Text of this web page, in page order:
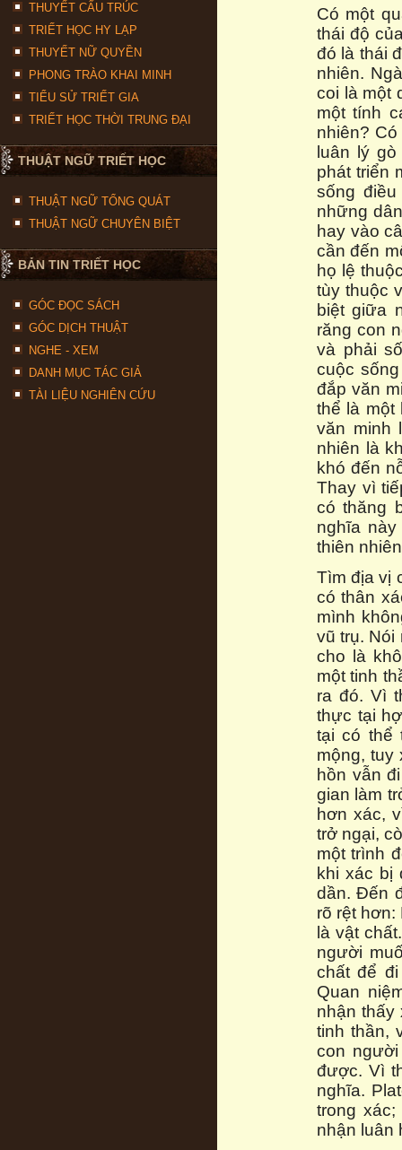
THUYẾT CẤU TRÚC
TRIẾT HỌC HY LẠP
THUYẾT NỮ QUYỀN
PHONG TRÀO KHAI MINH
TIỂU SỬ TRIẾT GIA
TRIẾT HỌC THỜI TRUNG ĐẠI
THUẬT NGỮ TRIẾT HỌC
THUẬT NGỮ TỔNG QUÁT
THUẬT NGỮ CHUYÊN BIỆT
BẢN TIN TRIẾT HỌC
GÓC ĐỌC SÁCH
GÓC DỊCH THUẬT
NGHE - XEM
DANH MỤC TÁC GIẢ
TÀI LIỆU NGHIÊN CỨU
Có một
thái độ
đó là thái
nhiên.
coi là một
một tính
nhiên?
luân lý
phát triển
sống
những
hay vào
cần đến
họ lệ
tùy thuộc
biệt giữa
răng con
và phải
cuộc
đắp văn
thể là một
văn minh
nhiên là
khó đến
Thay vì
có thăng
nghĩa
thiên
Tìm địa vị
có thân
mình
vũ trụ.
cho là
một tinh
ra đó. Vì
thực tại
tại có thể
mộng, tuy
hồn vẫn
gian làm
hơn xác,
trở ngại,
một trình
khi xác bị
dần. Đến
rõ rệt
là vật
người
chất để
Quan
nhận thấy
tinh thần,
con
được. Vì
nghĩa.
trong
nhận luân